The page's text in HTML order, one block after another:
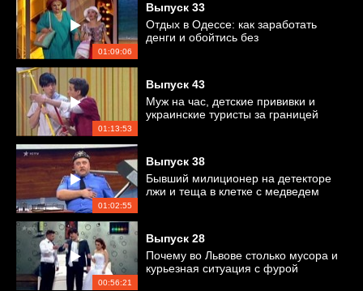
01:09:06
Выпуск 33
Отдых в Одессе: как заработать
денги и обойтись без
01:13:53
Выпуск 43
Муж на час, детские прививки и
украинские туристы за границей
01:02:55
Выпуск 38
Бывший милиционер на детекторе
лжи и теща в клетке с медведем
00:56:21
Выпуск 28
Почему во Львове столько мусора и
курьезная ситуация с фурой